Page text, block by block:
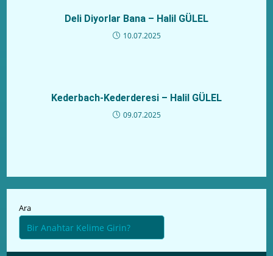
Deli Diyorlar Bana – Halil GÜLEL
10.07.2025
Kederbach-Kederderesi – Halil GÜLEL
09.07.2025
Ara